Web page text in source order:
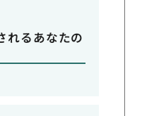
れるあなたの